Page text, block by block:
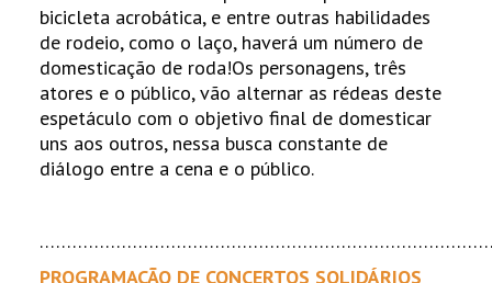
bicicleta acrobática, e entre outras habilidades
de rodeio, como o laço, haverá um número de
domesticação de roda!Os personagens, três
atores e o público, vão alternar as rédeas deste
espetáculo com o objetivo final de domesticar
uns aos outros, nessa busca constante de
diálogo entre a cena e o público.
PROGRAMAÇÃO DE CONCERTOS SOLIDÁRIOS